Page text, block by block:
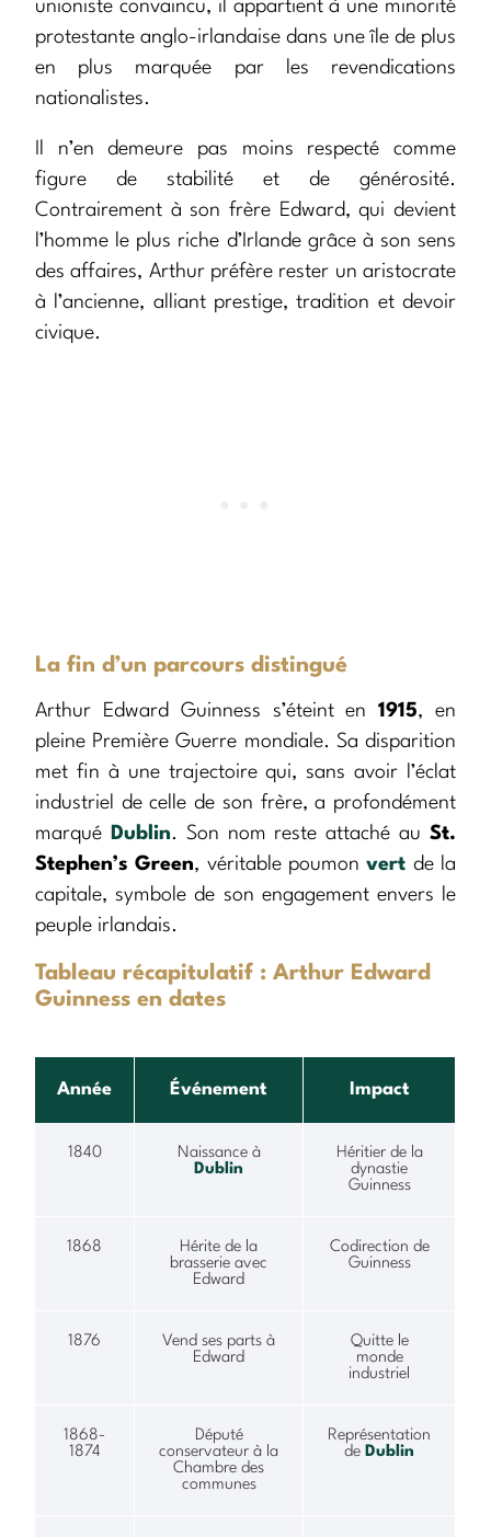
unioniste convaincu, il appartient à une minorité
protestante anglo-irlandaise dans une île de plus
en plus marquée par les revendications
nationalistes.
Il n’en demeure pas moins respecté comme
figure de stabilité et de générosité.
Contrairement à son frère Edward, qui devient
l’homme le plus riche d’Irlande grâce à son sens
des affaires, Arthur préfère rester un aristocrate
à l’ancienne, alliant prestige, tradition et devoir
civique.
La fin d’un parcours distingué
Arthur Edward Guinness s’éteint en1915, en
pleine Première Guerre mondiale. Sa disparition
met fin à une trajectoire qui, sans avoir l’éclat
industriel de celle de son frère, a profondément
marqué
Dublin. Son nom reste attaché auSt.
Stephen’s Green, véritable poumonvert de la
capitale, symbole de son engagement envers le
peuple irlandais.
Tableau récapitulatif : Arthur Edward
Guinness en dates
Année Événement Impact
1840
Naissance à
Dublin
Héritier de la
dynastie
Guinness
1868
Hérite de la
brasserie avec
Edward
Codirection de
Guinness
1876
Vend ses parts à
Edward
Quitte le
monde
industriel
1868-
1874
Député
conservateur à la
Chambre des
communes
Représentation
de Dublin